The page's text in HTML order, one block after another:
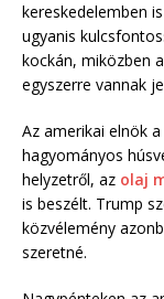
kereskedelemben
ugyanis
kockán, miközben
egyszerre vannak
Az amerikai elnök
hagyományos
helyzetről, az olaj
is beszélt. Trump
közvélemény
szeretné.